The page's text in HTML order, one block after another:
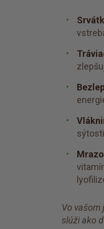
Vo vašom
slúži ako